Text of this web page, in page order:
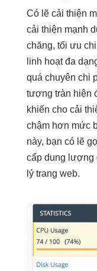
Có lẽ cải thiện
cải thiện mạnh
chăng, tối ưu chi
linh hoạtđa
quá chuyên chi
tượng tràn hiện
khiến cho cải
chậm hơn mức
này, bạn có lẽ
cấp dung lượng
lý trang web.